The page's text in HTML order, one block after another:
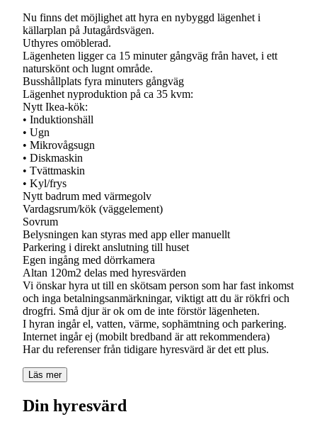
Nu finns det möjlighet att hyra en nybyggd lägenhet i
källarplan på Jutagårdsvägen.
Uthyres omöblerad.
Lägenheten ligger ca 15 minuter gångväg från havet, i ett
naturskönt och lugnt område.
Busshållplats fyra minuters gångväg
Lägenhet nyproduktion på ca 35 kvm:
Nytt Ikea-kök:
• Induktionshäll
• Ugn
• Mikrovågsugn
• Diskmaskin
• Tvättmaskin
• Kyl/frys
Nytt badrum med värmegolv
Vardagsrum/kök (väggelement)
Sovrum
Belysningen kan styras med app eller manuellt
Parkering i direkt anslutning till huset
Egen ingång med dörrkamera
Altan 120m2 delas med hyresvärden
Vi önskar hyra ut till en skötsam person som har fast inkomst
och inga betalningsanmärkningar, viktigt att du är rökfri och
drogfri. Små djur är ok om de inte förstör lägenheten.
I hyran ingår el, vatten, värme, sophämtning och parkering.
Internet ingår ej (mobilt bredband är att rekommendera)
Har du referenser från tidigare hyresvärd är det ett plus.
Läs mer
Din hyresvärd